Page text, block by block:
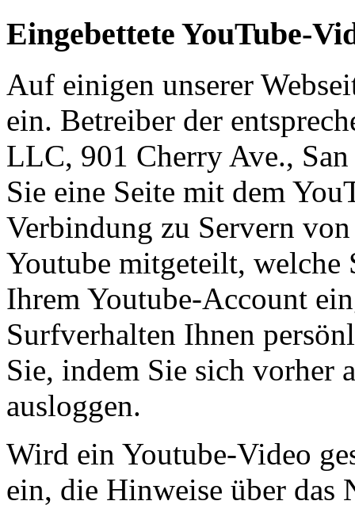
Eingebettete YouTube-
Auf einigen unserer
ein. Betreiber der
LLC, 901 Cherry Ave.,
Sie eine Seite mit dem
Verbindung zu Servern
Youtube mitgeteilt, welche
Ihrem Youtube-Account
Surfverhalten Ihnen
Sie, indem Sie sich vorher
ausloggen.
Wird ein Youtube-Video
ein, die Hinweise über das